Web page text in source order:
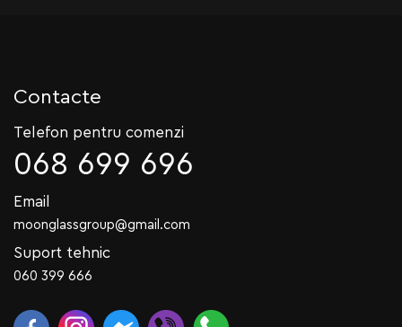
Contacte
Telefon pentru comenzi
068 699 696
Email
moonglassgroup@gmail.com
Suport tehnic
060 399 666